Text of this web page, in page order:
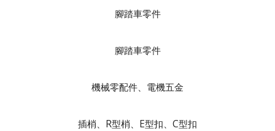
腳踏車零件
腳踏車零件
機械零配件、電機五金
插梢、R型梢、E型扣、C型扣